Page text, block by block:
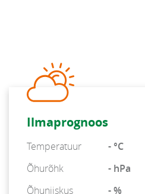
Ilmaprognoos
Temperatuur
- °C
Õhurõhk
- hPa
Õhuniiskus
- %